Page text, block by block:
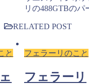
リの488GTBのパ
RELATED POST
と フェラーリのこと
フェラーリ